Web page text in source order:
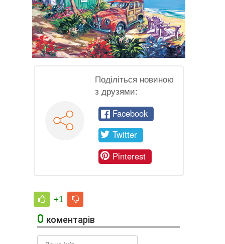
Поділіться новиною
з друзями:
Facebook
Twitter
Pinterest
+1
0 коментарів